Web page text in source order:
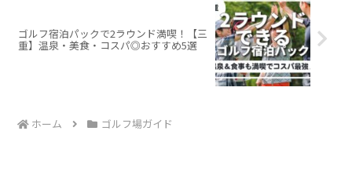
ゴルフ宿泊パックで2ラウンド満喫！【三
重】温泉・美食・コスパ◎おすすめ5選
ホーム ゴルフ場ガイド